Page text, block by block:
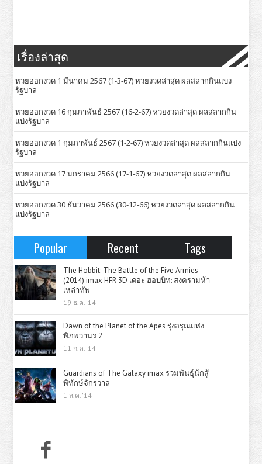
เรื่องล่าสุด
หวยออกงวด 1 มีนาคม 2567 (1-3-67) หวยงวดล่าสุด ผลสลากกินแบ่ง
รัฐบาล
หวยออกงวด 16 กุมภาพันธ์ 2567 (16-2-67) หวยงวดล่าสุด ผลสลากกิน
แบ่งรัฐบาล
หวยออกงวด 1 กุมภาพันธ์ 2567 (1-2-67) หวยงวดล่าสุด ผลสลากกินแบ่ง
รัฐบาล
หวยออกงวด 17 มกราคม 2566 (17-1-67) หวยงวดล่าสุด ผลสลากกิน
แบ่งรัฐบาล
หวยออกงวด 30 ธันวาคม 2566 (30-12-66) หวยงวดล่าสุด ผลสลากกิน
แบ่งรัฐบาล
Popular Recent Tags
The Hobbit: The Battle of the Five Armies
(2014) imax HFR 3D เดอะ ฮอบบิท: สงครามห้า
เหล่าทัพ
19 ธ.ค. '14
Dawn of the Planet of the Apes รุ่งอรุณแห่ง
พิภพวานร 2
11 ก.ค. '14
Guardians of The Galaxy imax รวมพันธุ์นักสู้
พิทักษ์จักรวาล
1 ส.ค. '14